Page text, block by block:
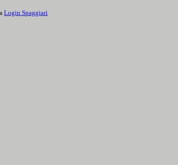
Login Spaggiari